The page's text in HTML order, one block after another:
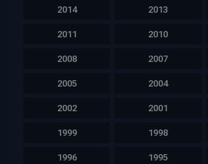
2014 2013
2011 2010
2008 2007
2005 2004
2002 2001
1999 1998
1996 1995